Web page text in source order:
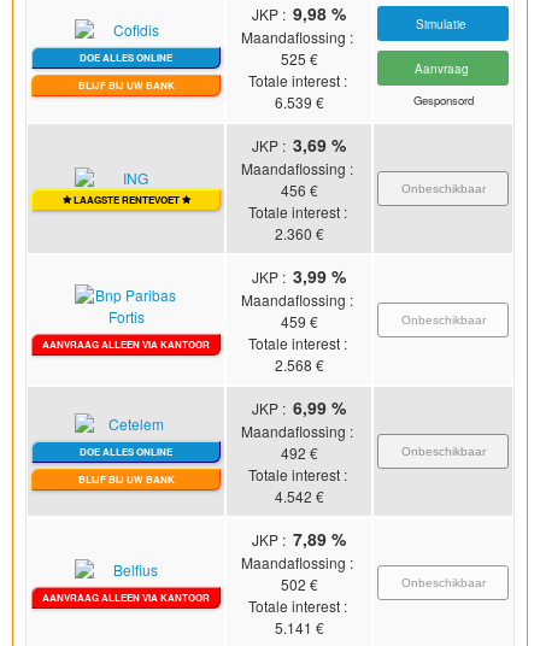
DOE ALLES ONLINE
BLIJF BIJ UW BANK
JKP : 9,98 %
Maandaflossing :
525 €
Totale interest :
6.539 €
Simulatie
Aanvraag
Gesponsord
LAAGSTE RENTEVOET
JKP : 3,69 %
Maandaflossing :
456 €
Totale interest :
2.360 €
Onbeschikbaar
AANVRAAG ALLEEN VIA KANTOOR
JKP : 3,99 %
Maandaflossing :
459 €
Totale interest :
2.568 €
Onbeschikbaar
DOE ALLES ONLINE
BLIJF BIJ UW BANK
JKP : 6,99 %
Maandaflossing :
492 €
Totale interest :
4.542 €
Onbeschikbaar
AANVRAAG ALLEEN VIA KANTOOR
JKP : 7,89 %
Maandaflossing :
502 €
Totale interest :
5.141 €
Onbeschikbaar